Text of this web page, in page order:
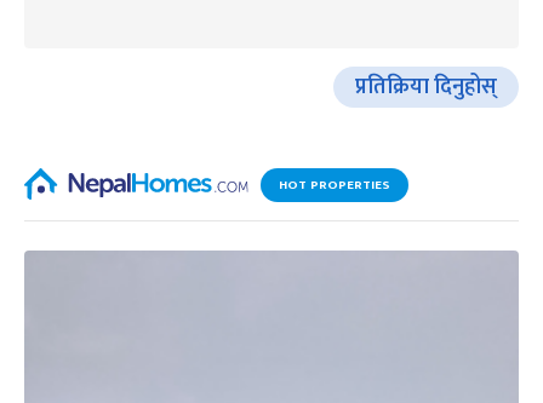
प्रतिक्रिया दिनुहोस्
HOT PROPERTIES